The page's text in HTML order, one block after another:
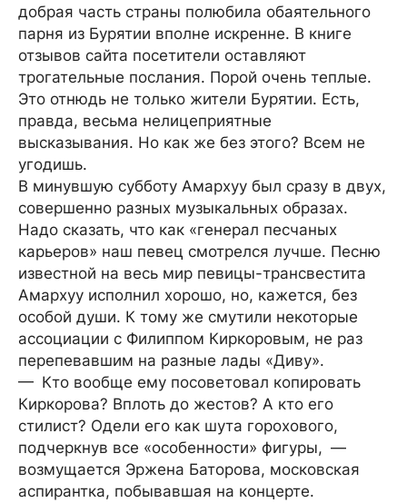
добрая часть страны полюбила обаятельного
парня из Бурятии вполне искренне. В книге
отзывов сайта посетители оставляют
трогательные послания. Порой очень теплые.
Это отнюдь не только жители Бурятии. Есть,
правда, весьма нелицеприятные
высказывания. Но как же без этого? Всем не
угодишь.
В минувшую субботу Амархуу был сразу в двух,
совершенно разных музыкальных образах.
Надо сказать, что как «генерал песчаных
карьеров» наш певец смотрелся лучше. Песню
известной на весь мир певицы-трансвестита
Амархуу исполнил хорошо, но, кажется, без
особой души. К тому же смутили некоторые
ассоциации с Филиппом Киркоровым, не раз
перепевавшим на разные лады «Диву».
— Кто вообще ему посоветовал копировать
Киркорова? Вплоть до жестов? А кто его
стилист? Одели его как шута горохового,
подчеркнув все «особенности» фигуры, —
возмущается Эржена Баторова, московская
аспирантка, побывавшая на концерте.